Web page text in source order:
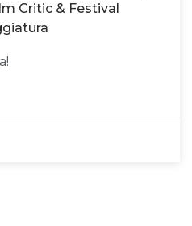
Critic & Festival